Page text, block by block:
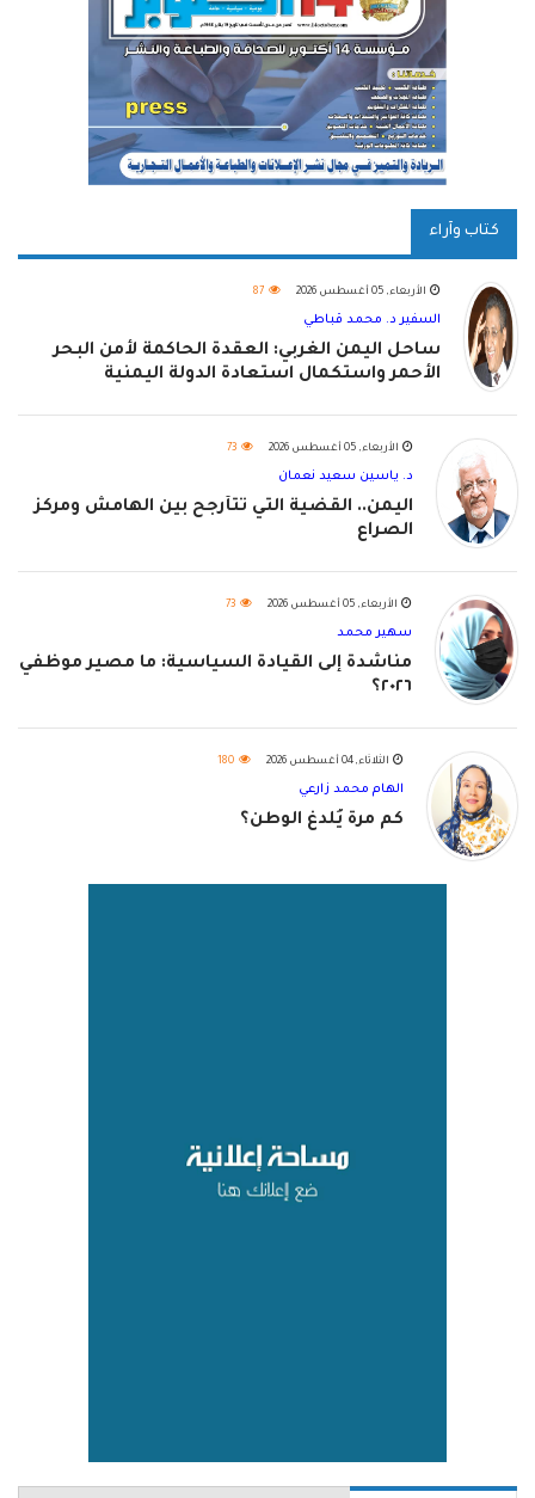
كتاب وآراء
الأربعاء, 05 أغسطس 2026 87
السفير د. محمد قباطي
ساحل اليمن الغربي: العقدة الحاكمة لأمن البحر
الأحمر واستكمال استعادة الدولة اليمنية
الأربعاء, 05 أغسطس 2026 73
د. ياسين سعيد نعمان
اليمن.. القضية التي تتأرجح بين الهامش ومركز
الصراع
الأربعاء, 05 أغسطس 2026 73
سهير محمد
مناشدة إلى القيادة السياسية: ما مصير موظفي
٢٠٢٦؟
الثلاثاء, 04 أغسطس 2026 180
الهام محمد زارعي
كم مرة يُلدغ الوطن؟